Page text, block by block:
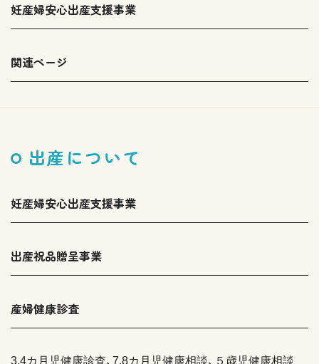
妊産婦安心出産支援事業
関連ページ
出産について
妊産婦安心出産支援事業
出産祝品贈呈事業
産婦健康診査
3.4カ月児健康診査、7.8カ月児健康相談、５歳児健康相談